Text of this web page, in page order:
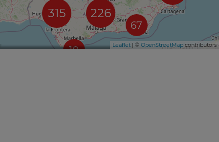
10
226
315
67
Leaflet | © OpenStreetMap contributors